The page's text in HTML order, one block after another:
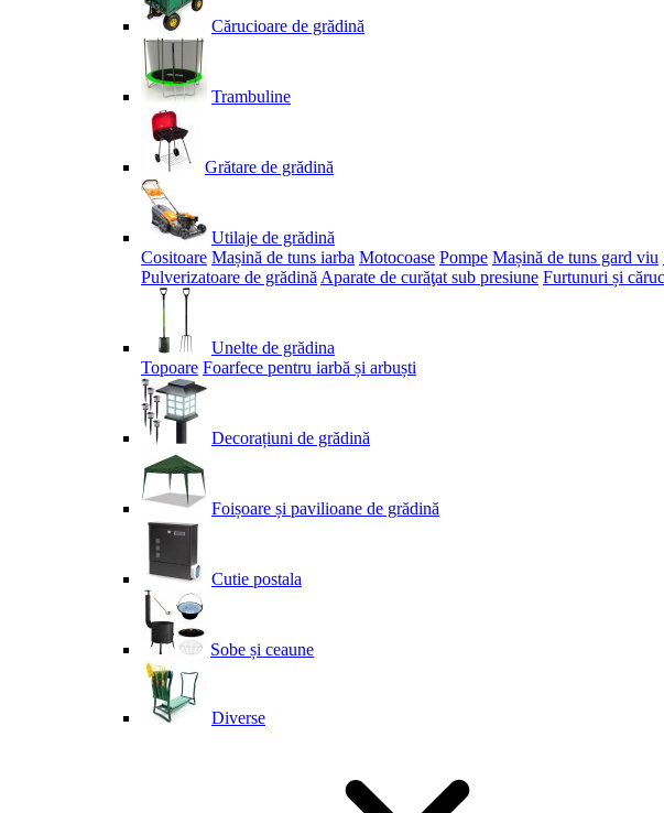
Cărucioare de grădină
Trambuline
Grătare de grădină
Utilaje de grădină
Cositoare Mașină de tuns iarba Motocoase Pompe Mașină de tuns gard viu
Pulverizatoare de grădină Aparate de curăţat sub presiune Furtunuri și
Unelte de grădina
Topoare Foarfece pentru iarbă și arbuști
Decorațiuni de grădină
Foișoare și pavilioane de grădină
Cutie postala
Sobe și ceaune
Diverse